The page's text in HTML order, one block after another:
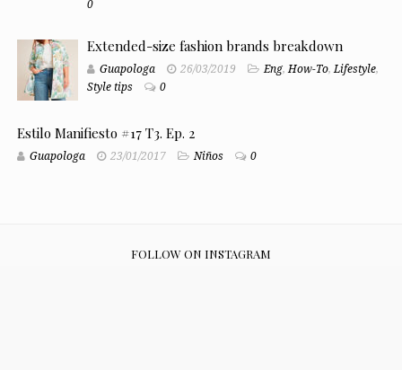
0
Extended-size fashion brands breakdown
Guapologa 26/03/2019 Eng,How-To,Lifestyle,
Style tips
0
Estilo Manifiesto #17 T3. Ep. 2
Guapologa 23/01/2017 Niños 0
FOLLOW ON INSTAGRAM